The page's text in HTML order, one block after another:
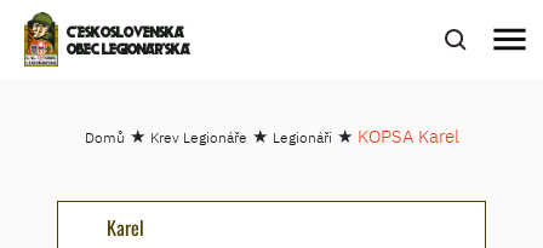
ČESKOSLOVENSKÁ
OBEC LEGIONÁŘSKÁ
menu
Domů ★ Krev Legionáře ★ Legionáři ★ KOPSA Karel